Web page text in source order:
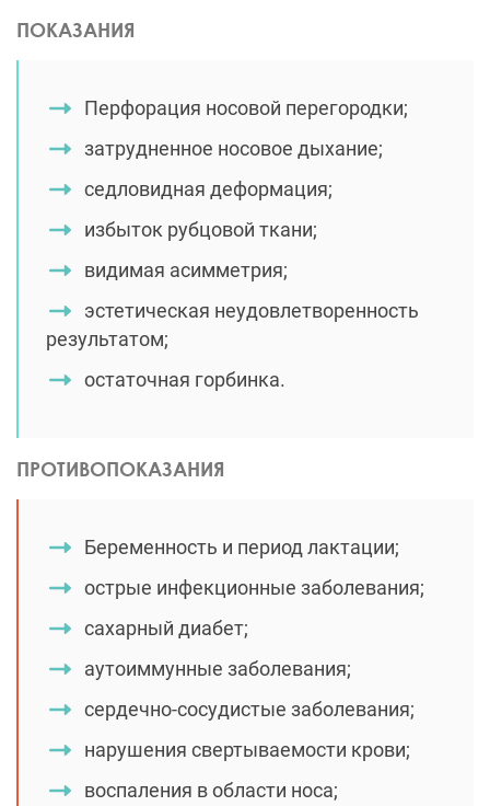
ПОКАЗАНИЯ
Перфорация носовой перегородки;
затрудненное носовое дыхание;
седловидная деформация;
избыток рубцовой ткани;
видимая асимметрия;
эстетическая неудовлетворенность
результатом;
остаточная горбинка.
ПРОТИВОПОКАЗАНИЯ
Беременность и период лактации;
острые инфекционные заболевания;
сахарный диабет;
аутоиммунные заболевания;
сердечно-сосудистые заболевания;
нарушения свертываемости крови;
воспаления в области носа;